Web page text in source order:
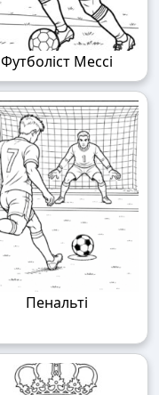
Футболіст Мессі
Пенальті